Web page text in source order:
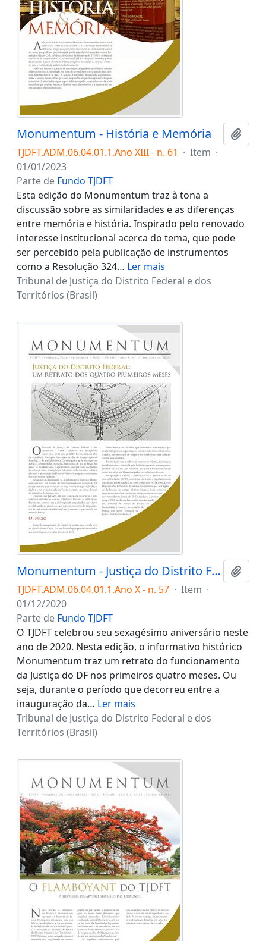
Monumentum - História e Memória
TJDFT.ADM.06.04.01.1.Ano XIII - n. 61 · Item ·
01/01/2023
Parte de Fundo TJDFT
Esta edição do Monumentum traz à tona a
discussão sobre as similaridades e as diferenças
entre memória e história. Inspirado pelo renovado
interesse institucional acerca do tema, que pode
ser percebido pela publicação de instrumentos
como a Resolução 324… Ler mais
Tribunal de Justiça do Distrito Federal e dos
Territórios (Brasil)
Monumentum - Justiça do Distrito Federal: um retrato dos quatro primeiros meses
TJDFT.ADM.06.04.01.1.Ano X - n. 57 · Item ·
01/12/2020
Parte de Fundo TJDFT
O TJDFT celebrou seu sexagésimo aniversário neste
ano de 2020. Nesta edição, o informativo histórico
Monumentum traz um retrato do funcionamento
da Justiça do DF nos primeiros quatro meses. Ou
seja, durante o período que decorreu entre a
inauguração da… Ler mais
Tribunal de Justiça do Distrito Federal e dos
Territórios (Brasil)